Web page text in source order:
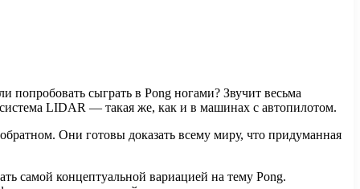
сыграть в Pong ногами? Звучит весьма
LIDAR — такая же, как и в машинах с автопилотом.
Они готовы доказать всему миру, что придуманная
самой концептуальной вариацией на тему Pong.